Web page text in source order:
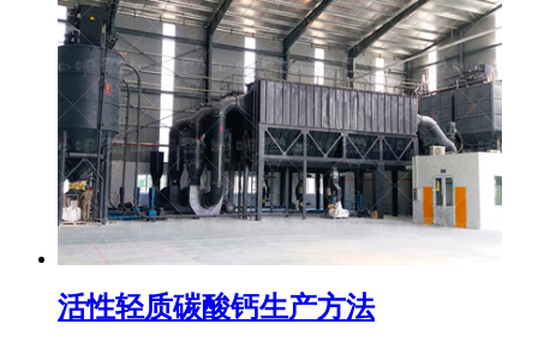
活性轻质碳酸钙生产方法